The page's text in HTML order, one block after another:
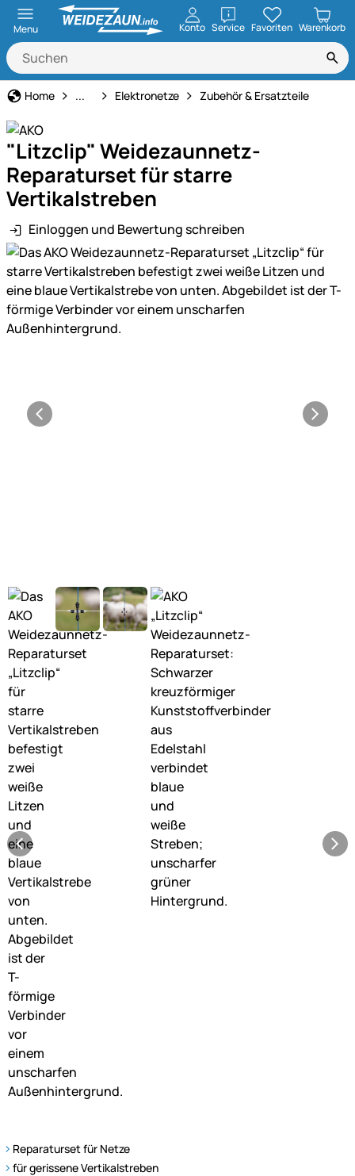
Menu Konto ServiceöffnenFavoriten Warenkorb
Home Weidezaun
... Elektronetze Zubehör & Ersatzteile
"Litzclip" Weidezaunnetz-
Reparaturset für starre
Vertikalstreben
Einloggen und Bewertung schreiben
Produktgalerie
Reparaturset für Netze
für gerissene Vertikalstreben